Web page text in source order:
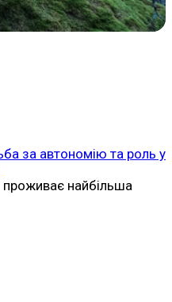
за автономію та роль у
проживає найбільша